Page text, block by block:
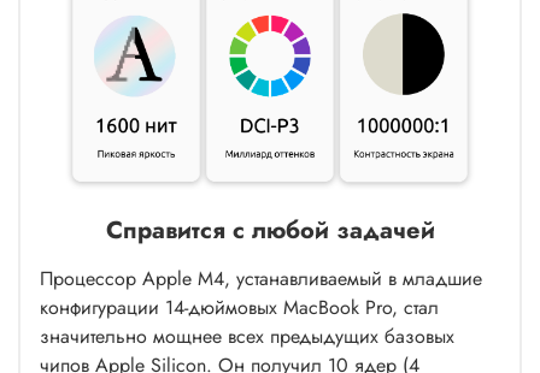
Справится с любой задачей
Процессор Apple M4, устанавливаемый в младшие
конфигурации 14-дюймовых MacBook Pro, стал
значительно мощнее всех предыдущих базовых
чипов Apple Silicon. Он получил 10 ядер (4